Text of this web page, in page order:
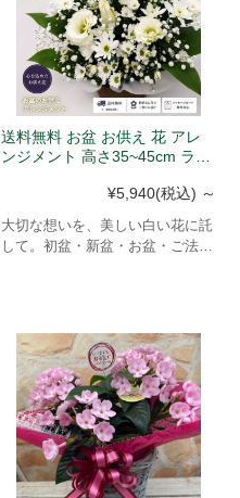
送料無料 お盆 お供え 花 アレ
ンジメント 高さ35~45cm ラッ
¥5,940(税込) ～
大切な想いを、美しい白い花に託
して。初盆・新盆・お盆・ご法要